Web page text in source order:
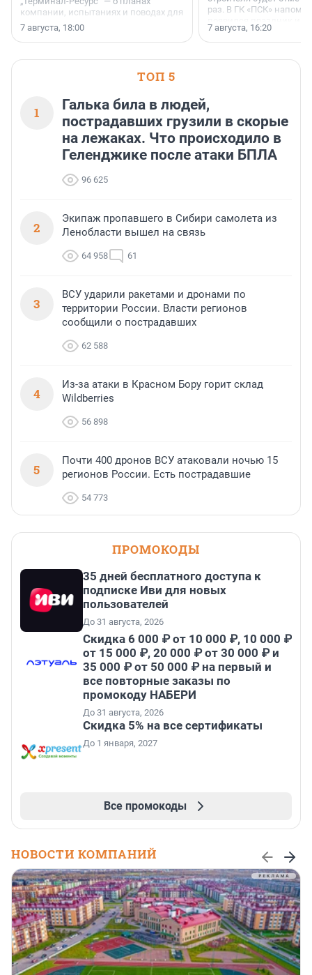
компании, испытаниях и поводах для
осторожного оптимизма.
7 августа, 18:00
раз. В ГК «ПСК»
поменялась роль
7 августа, 16:20
ТОП 5
1
Галька била в людей,
пострадавших грузили в скорые
на лежаках. Что происходило в
Геленджике после атаки БПЛА
96 625
2
Экипаж пропавшего в Сибири самолета из
Ленобласти вышел на связь
64 958 61
3
ВСУ ударили ракетами и дронами по
территории России. Власти регионов
сообщили о пострадавших
62 588
4
Из-за атаки в Красном Бору горит склад
Wildberries
56 898
5
Почти 400 дронов ВСУ атаковали ночью 15
регионов России. Есть пострадавшие
54 773
ПРОМОКОДЫ
35 дней бесплатного доступа к
подписке Иви для новых
пользователей
До 31 августа, 2026
Скидка 6 000 ₽ от 10 000 ₽, 10 000 ₽
от 15 000 ₽, 20 000 ₽ от 30 000 ₽ и
35 000 ₽ от 50 000 ₽ на первый и
все повторные заказы по
промокоду НАБЕРИ
До 31 августа, 2026
Скидка 5% на все сертификаты
До 1 января, 2027
Все промокоды
НОВОСТИ КОМПАНИЙ